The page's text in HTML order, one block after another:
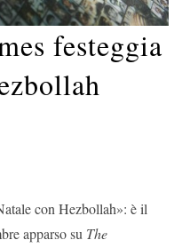
festeggia
con Hezbollah»: è il
apparso su The